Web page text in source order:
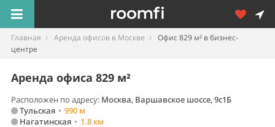
Главная Аренда офисов в Москве
Офис 829 м² в бизнес-
центре
Аренда офиса 829 м²
Расположен по адресу: Москва, Варшавское шоссе, 9с1Б
Тульская • 990 м
Нагатинская • 1.8 км